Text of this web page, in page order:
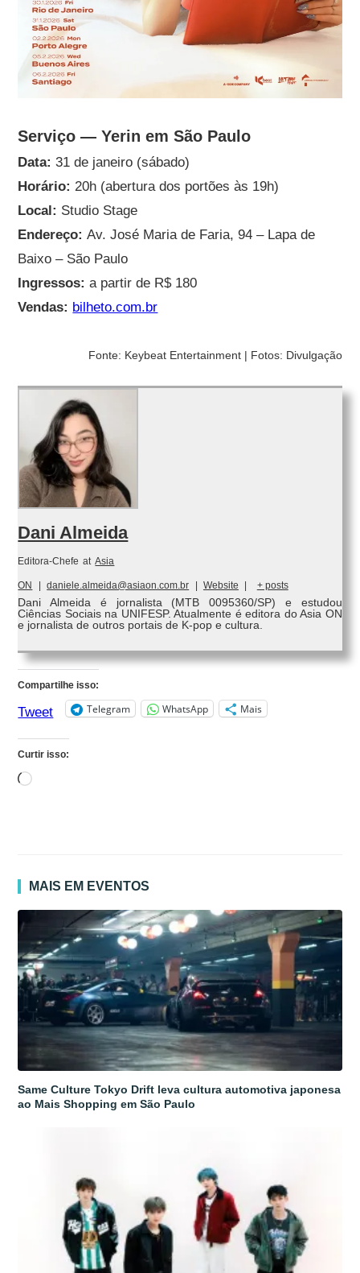
Serviço — Yerin em São Paulo
Data:31 de janeiro (sábado)
Horário:20h (abertura dos portões às 19h)
Local: Studio Stage
Endereço:Av. José Maria de Faria, 94 – Lapa de
Baixo – São Paulo
Ingressos: a partir de R$ 180
Vendas: bilheto.com.br
Fonte: Keybeat Entertainment | Fotos: Divulgação
Dani Almeida
Editora-Chefe at Asia
ON daniele.almeida@asiaon.com.br Website + posts
Dani Almeida é jornalista (MTB 0095360/SP) e estudou
Ciências Sociais na UNIFESP. Atualmente é editora do Asia ON
e jornalista de outros portais de K-pop e cultura.
Compartilhe isso:
Tweet Telegram WhatsApp Mais
Curtir isso:
Carregando...
MAIS EM EVENTOS
Same Culture Tokyo Drift leva cultura automotiva japonesa
ao Mais Shopping em São Paulo